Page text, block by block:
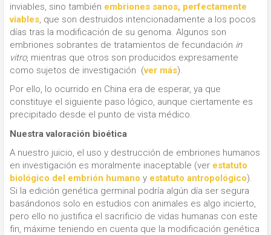
inviables, sino también embriones sanos, perfectamente
viables , que son destruidos intencionadamente a los pocos
días tras la modificación de su genoma. Algunos son
embriones sobrantes de tratamientos de fecundación in
vitro, mientras que otros son producidos expresamente
como sujetos de investigación (ver más).
Por ello, lo ocurrido en China era de esperar, ya que
constituye el siguiente paso lógico, aunque ciertamente es
precipitado desde el punto de vista médico.
Nuestra valoración bioética
A nuestro juicio, el uso y destrucción de embriones humanos
en investigación es moralmente inaceptable (ver estatuto
biológico del embrión humano y estatuto antropológico).
Si la edición genética germinal podría algún día ser segura
basándonos solo en estudios con animales es algo incierto,
pero ello no justifica el sacrificio de vidas humanas con este
fin, máxime teniendo en cuenta que la modificación genética